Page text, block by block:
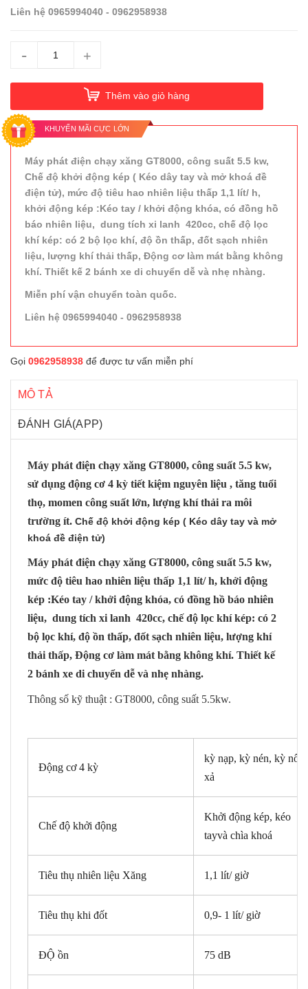
Liên hệ 0965994040 - 0962958938
- +
Thêm vào giỏ hàng
KHUYẾN MÃI CỰC LỚN
Máy phát điện chạy xăng GT8000, công suất 5.5 kw,
Chế độ khởi động kép ( Kéo dây tay và mở khoá đề
điện tử), mức độ tiêu hao nhiên liệu thấp 1,1 lít/ h,
khởi động kép :Kéo tay / khởi động khóa, có đồng hồ
báo nhiên liệu, dung tích xi lanh 420cc, chế độ lọc
khí kép: có 2 bộ lọc khí, độ ồn thấp, đốt sạch nhiên
liệu, lượng khí thải thấp, Động cơ làm mát bằng không
khí. Thiết kế 2 bánh xe di chuyển dễ và nhẹ nhàng.
Miễn phí vận chuyển toàn quốc.
Liên hệ 0965994040 - 0962958938
Gọi 0962958938 để được tư vấn miễn phí
MÔ TẢ
ĐÁNH GIÁ(APP)
Máy phát điện chạy xăng GT8000, công suất 5.5 kw,
sử dụng động cơ 4 kỳ tiết kiệm nguyên liệu , tăng tuổi
thọ, momen công suất lớn, lượng khí thải ra môi
trường ít. Chế độ khởi động kép ( Kéo dây tay và mở
khoá đề điện tử)
Máy phát điện chạy xăng GT8000, công suất 5.5 kw,
mức độ tiêu hao nhiên liệu thấp 1,1 lít/ h, khởi động
kép :Kéo tay / khởi động khóa, có đồng hồ báo nhiên
liệu, dung tích xi lanh 420cc, chế độ lọc khí kép: có 2
bộ lọc khí, độ ồn thấp, đốt sạch nhiên liệu, lượng khí
thải thấp, Động cơ làm mát bằng không khí. Thiết kế
2 bánh xe di chuyển dễ và nhẹ nhàng.
Thông số kỹ thuật : GT8000, công suất 5.5kw.
Động cơ 4 kỳ
kỳ nạp, kỳ nén, kỳ nổ,
xả
Chế độ khởi động
Khởi động kép, kéo
tayvà chìa khoá
Tiêu thụ nhiên liệu Xăng 1,1 lít/ giờ
Tiêu thụ khi đốt 0,9- 1 lít/ giờ
ĐỘ ồn 75 dB